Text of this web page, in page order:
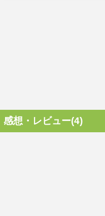
感想・レビュー(4)